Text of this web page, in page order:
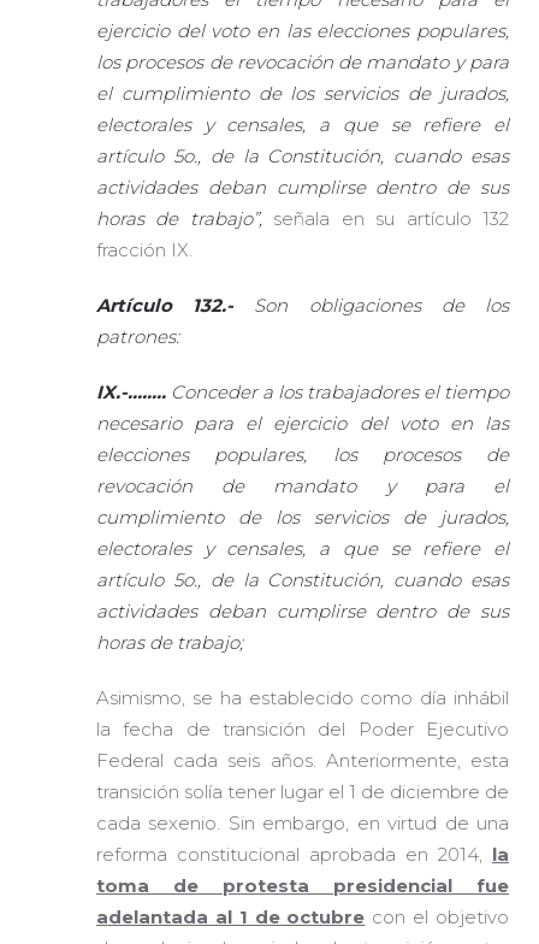
ejercicio del voto en las elecciones populares,
los procesos de revocación de mandato y para
el cumplimiento de los servicios de jurados,
electorales y censales, a que se refiere el
artículo 5o., de la Constitución, cuando esas
actividades deban cumplirse dentro de sus
horas de trabajo”,señala en su artículo 132
fracción IX.
Artículo 132.- Son obligaciones de los
patrones:
IX.-........ Conceder a los trabajadores el tiempo
necesario para el ejercicio del voto en las
elecciones populares, los procesos de
revocación de mandato y para el
cumplimiento de los servicios de jurados,
electorales y censales, a que se refiere el
artículo 5o., de la Constitución, cuando esas
actividades deban cumplirse dentro de sus
horas de trabajo;
Asimismo, se ha establecido como día inhábil
la fecha de transición del Poder Ejecutivo
Federal cada seis años. Anteriormente, esta
transición solía tener lugar el 1 de diciembre de
cada sexenio. Sin embargo, en virtud de una
reforma constitucional aprobada en 2014, la
toma de protesta presidencial fue
adelantada al 1 de octubre con el objetivo